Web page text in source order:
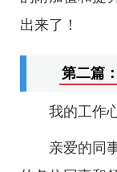
出来了！
第二篇
我的工作
亲爱的同